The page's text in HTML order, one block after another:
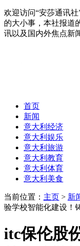
欢迎访问“安莎通讯
的大小事，本社报道
讯以及国内外焦点新
首页
新闻
意大利经济
意大利娱乐
意大利旅游
意大利教育
意大利体育
意大利美食
当前位置： 主页 > 新
验学校智能化建设！
itc保伦股